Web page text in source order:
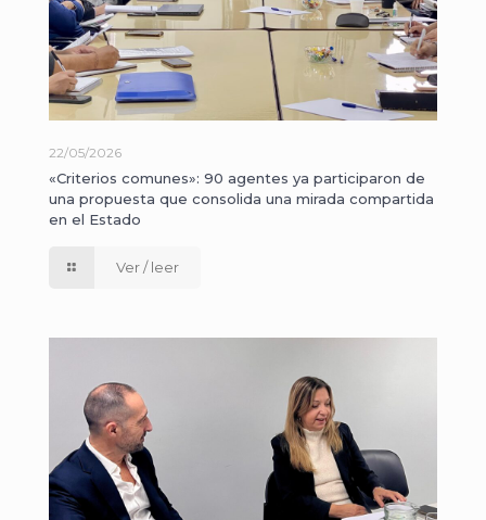
22/05/2026
«Criterios comunes»: 90 agentes ya participaron de
una propuesta que consolida una mirada compartida
en el Estado
Ver / leer